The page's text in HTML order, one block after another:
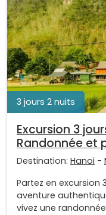
3 jours 2 nuits
Excursion 3
Randonnée et
Destination: Hanoi -
Partez en excursion
aventure
vivez une